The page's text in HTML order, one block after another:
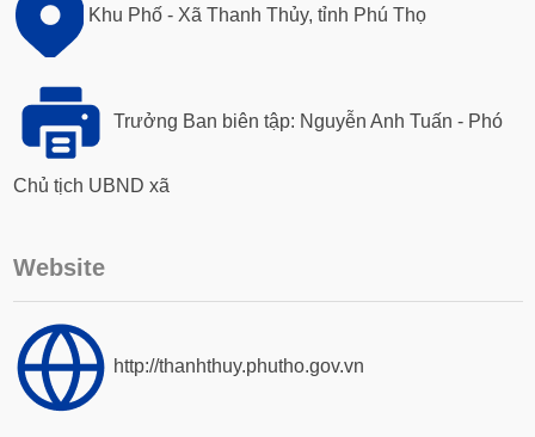
Khu Phố - Xã Thanh Thủy, tỉnh Phú Thọ
Trưởng Ban biên tập: Nguyễn Anh Tuấn - Phó
Chủ tịch UBND xã
Website
http://thanhthuy.phutho.gov.vn